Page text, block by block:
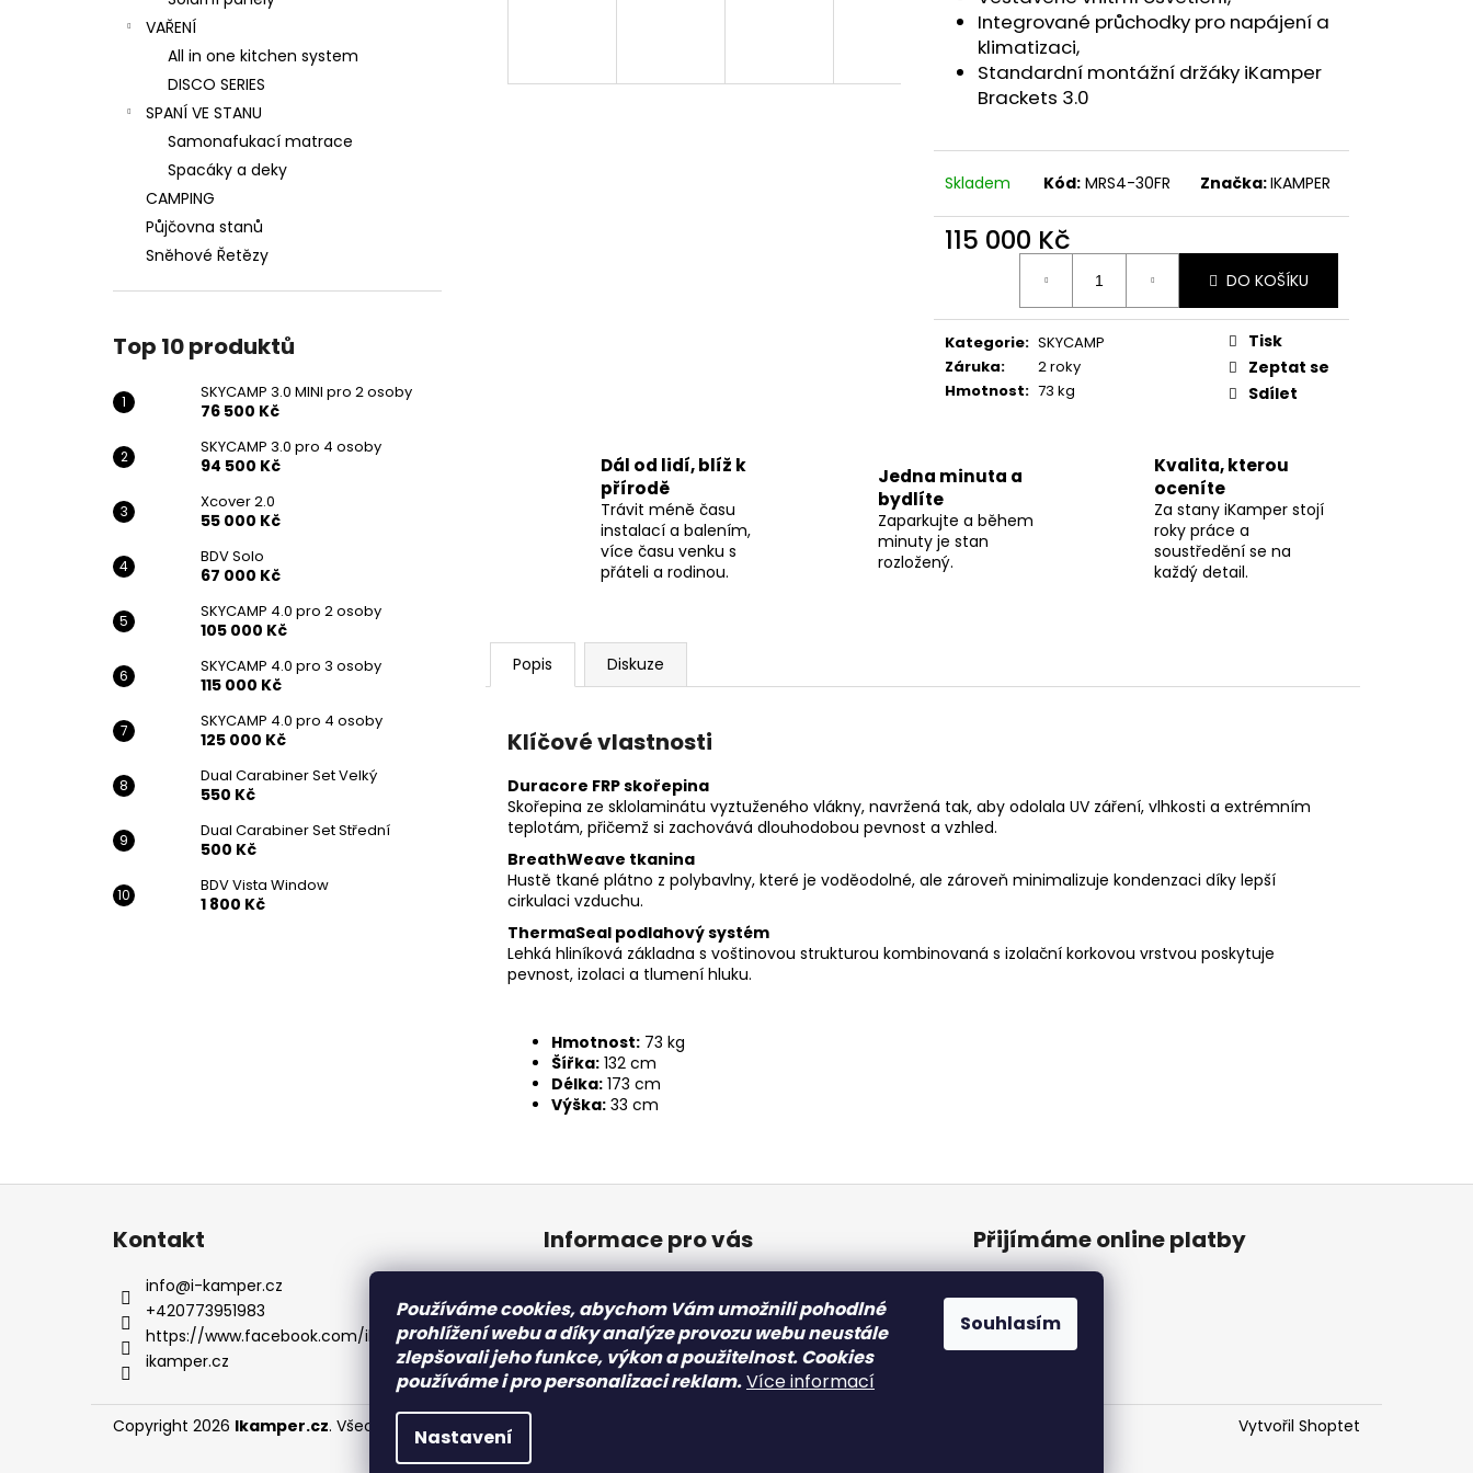
Používáme cookies, abychom Vám umožnili pohodlné
prohlížení webu a díky analýze provozu webu neustále
zlepšovali jeho funkce, výkon a použitelnost. Cookies
používáme i pro personalizaci reklam.Více informací
Nastavení
Souhlasím
VAŘENÍ
All in one kitchen system
DISCO SERIES
SPANÍ VE STANU
Samonafukací matrace
Spacáky a deky
CAMPING
Půjčovna stanů
Sněhové Řetězy
Top 10 produktů
SKYCAMP 3.0 MINI pro 2 osoby
76 500 Kč
SKYCAMP 3.0 pro 4 osoby
94 500 Kč
Xcover 2.0
55 000 Kč
BDV Solo
67 000 Kč
SKYCAMP 4.0 pro 2 osoby
105 000 Kč
SKYCAMP 4.0 pro 3 osoby
115 000 Kč
SKYCAMP 4.0 pro 4 osoby
125 000 Kč
Dual Carabiner Set Velký
550 Kč
Dual Carabiner Set Střední
500 Kč
BDV Vista Window
1 800 Kč
Integrované průchodky pro napájení a
klimatizaci,
Standardní montážní držáky iKamper
Brackets 3.0
Skladem Kód: MRS4-30FR Značka:IKAMPER
115 000 Kč
DO KOŠÍKU
Kategorie: SKYCAMP
Záruka:
2 roky
Hmotnost: 73 kg
Tisk
Zeptat se
Sdílet
A
M
Dál od lidí, blíž k
přírodě
Trávit méně času
instalací a balením,
více času venku s
přáteli a rodinou.
Jedna minuta a
bydlíte
Zaparkujte a během
minuty je stan
rozložený.
Kvalita, kterou
oceníte
Za stany iKamper stojí
roky práce a
soustředění se na
každý detail.
Popis Diskuze
Klíčové vlastnosti
Duracore FRP skořepina
Skořepina ze sklolaminátu vyztuženého vlákny, navržená tak, aby odolala UV záření, vlhkosti a extrémním
teplotám, přičemž si zachovává dlouhodobou pevnost a vzhled.
BreathWeave tkanina
Hustě tkané plátno z polybavlny, které je voděodolné, ale zároveň minimalizuje kondenzaci díky lepší
cirkulaci vzduchu.
ThermaSeal podlahový systém
Lehká hliníková základna s voštinovou strukturou kombinovaná s izolační korkovou vrstvou poskytuje
pevnost, izolaci a tlumení hluku.
Hmotnost: 73 kg
Šířka: 132 cm
Délka: 173 cm
Výška: 33 cm
SKYCAMP 3.0 MINI PRO 2 OSOBY
76 500 Kč
Původně: 85 000 Kč 65 000 Kč
Kontakt
info@i-kamper.cz
+420773951983
https://www.facebook.com/ikampercz/
ikamper.cz
Informace pro vás
Podmínky ochrany osobních údajů
Přijímáme online platby
Vytvořil Shoptet
Copyright 2026 Ikamper.cz. Všechna práva vyhrazena.